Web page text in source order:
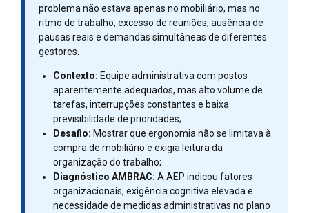
problema não estava apenas no mobiliário, mas no
ritmo de trabalho, excesso de reuniões, ausência de
pausas reais e demandas simultâneas de diferentes
gestores.
Contexto: Equipe administrativa com postos
aparentemente adequados, mas alto volume de
tarefas, interrupções constantes e baixa
previsibilidade de prioridades;
Desafio: Mostrar que ergonomia não se limitava à
compra de mobiliário e exigia leitura da
organização do trabalho;
Diagnóstico AMBRAC: A AEP indicou fatores
organizacionais, exigência cognitiva elevada e
necessidade de medidas administrativas no plano